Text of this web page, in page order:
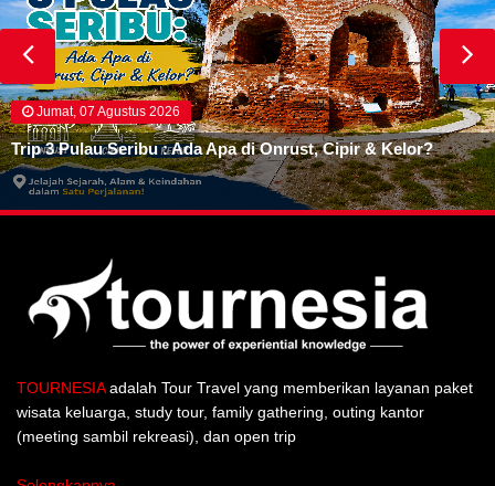
Jumat, 07 Agustus 2026
Trip 3 Pulau Seribu : Ada Apa di Onrust, Cipir & Kelor?
TOURNESIAadalah Tour Travel yang memberikan layanan paket
wisata keluarga, study tour, family gathering, outing kantor
(meeting sambil rekreasi), dan open trip